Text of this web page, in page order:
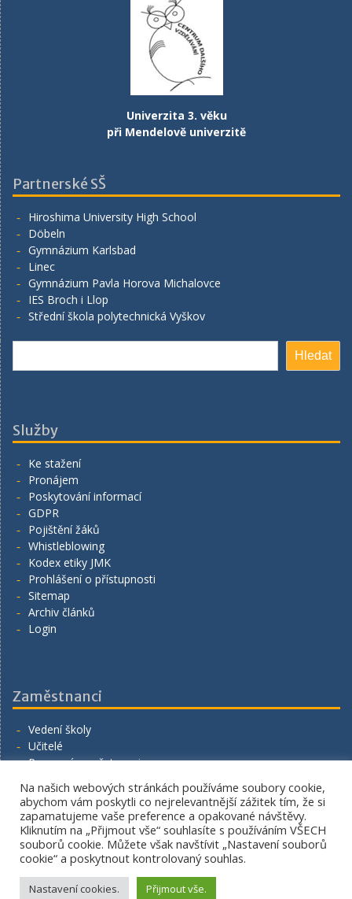
Univerzita 3. věku
při Mendelově univerzitě
Partnerské SŠ
Hiroshima University High School
Döbeln
Gymnázium Karlsbad
Linec
Gymnázium Pavla Horova Michalovce
IES Broch i Llop
Střední škola polytechnická Vyškov
Hledat
Služby
Ke stažení
Pronájem
Poskytování informací
GDPR
Pojištění žáků
Whistleblowing
Kodex etiky JMK
Prohlášení o přístupnosti
Sitemap
Archiv článků
Login
Zaměstnanci
Vedení školy
Učitelé
Provozní zaměstnanci
Napište nám
Copyright. All rights reserved.
Proudly powered by WordPress |Education Hub by
Na našich webových stránkách používáme soubory cookie,
abychom vám poskytli co nejrelevantnější zážitek tím, že si
zapamatujeme vaše preference a opakované návštěvy.
Kliknutím na „Přijmout vše“ souhlasíte s používáním VŠECH
souborů cookie. Můžete však navštívit „Nastavení souborů
cookie“ a poskytnout kontrolovaný souhlas.
Nastavení cookies. Přijmout vše.